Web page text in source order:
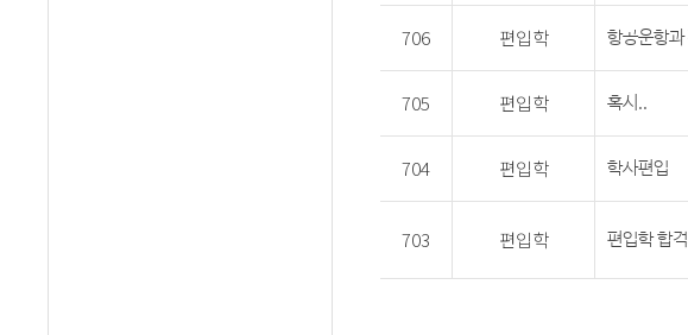
706 편입학 항공운항
705 편입학 혹시..
704 편입학 학사편입
703 편입학 편입학 합